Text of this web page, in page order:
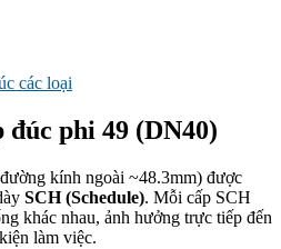
các loại
đúc phi 49 (DN40)
kính ngoài ~48.3mm) được
SCH (Schedule). Mỗi cấp SCH
khác nhau, ảnh hưởng trực tiếp đến
làm việc.